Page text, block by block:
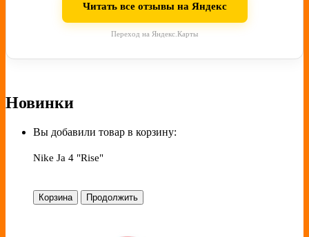
Читать все отзывы на Яндекс
Переход на Яндекс.Карты
Новинки
Вы добавили товар в корзину:
Nike Ja 4 "Rise"
Корзина Продолжить